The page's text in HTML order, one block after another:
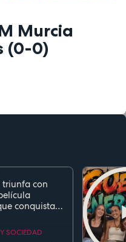
Murcia
(0-0)
triunfa con
conquista
SOCIEDAD